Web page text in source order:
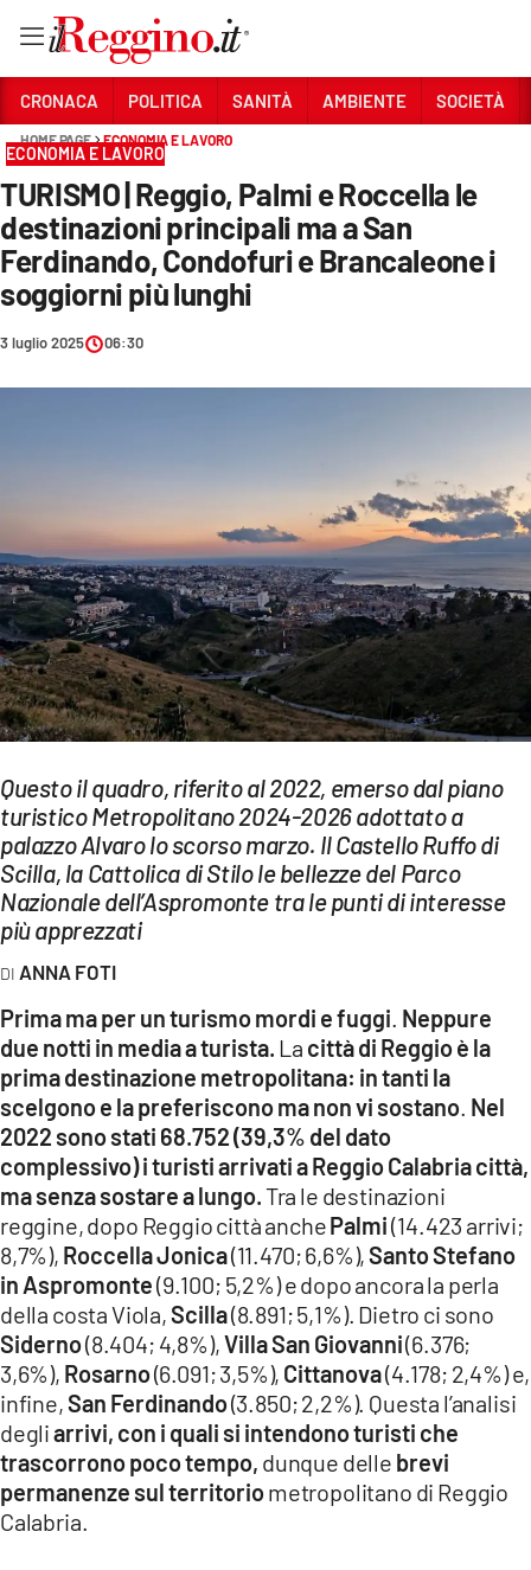
Sezioni
CRONACA
POLITICA
SANITÀ
AMBIENTE
EVENTI
SPORT
Streaming
LAC TV
LAC ONAIR
LaC
Network
LACPLAY.IT
LACONAIR.IT
LACITYMAG.IT
ILREGGINO.IT
COSENZACHANNEL.IT
ILVIBONESE.IT
CATANZAROCHANNEL.IT
LACAPITALENEWS.IT
App
ANDROID
APPLE
CRONACA POLITICA SANITÀ AMBIENTE SOCIETÀ
HOME PAGE ECONOMIA E LAVORO
ECONOMIA E LAVORO
TURISMO | Reggio, Palmi e Roccella le
destinazioni principali ma a San
Ferdinando, Condofuri e Brancaleone i
soggiorni più lunghi
3 luglio 2025 06:30
Questo il quadro, riferito al 2022, emerso dal piano
turistico Metropolitano 2024-2026 adottato a
palazzo Alvaro lo scorso marzo. Il Castello Ruffo di
Scilla, la Cattolica di Stilo le bellezze del Parco
Nazionale dell’Aspromonte tra le punti di interesse
più apprezzati
ANNA FOTI
Prima ma per un turismo mordi e fuggi Neppure
due notti in media a turista. La città di Reggio è la
prima destinazione metropolitana: in tanti la
scelgono e la preferiscono ma non vi sostano Nel
2022 sono stati 68.752 (39,3% del dato
complessivo) i turisti arrivati a Reggio Calabriacittà,
ma senza sostare a lungo.Tra le destinazioni
reggine, dopo Reggio città anchePalmi(14.423 arrivi;
8,7%), Roccella Jonica(11.470; 6,6%),Santo Stefano
in Aspromonte(9.100; 5,2%) e dopo ancora la perla
della costa Viola,Scilla(8.891; 5,1%). Dietro ci sono
Siderno(8.404; 4,8%),Villa San Giovanni(6.376;
3,6%), Rosarno(6.091; 3,5%), Cittanova(4.178; 2,4%) e,
infine,San Ferdinando(3.850; 2,2%). Questa l’analisi
degliarrivi, con i quali si intendono turisti che
trascorrono poco tempo, dunque delle brevi
permanenze sul territoriometropolitano di Reggio
Calabria.